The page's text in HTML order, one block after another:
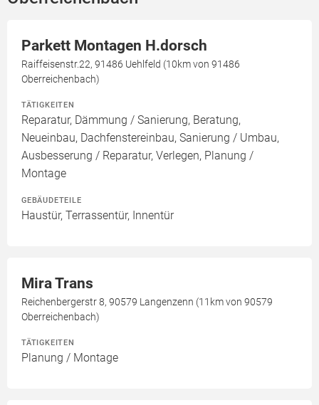
Parkett Montagen H.dorsch
Raiffeisenstr.22, 91486 Uehlfeld (10km von 91486
Oberreichenbach)
TÄTIGKEITEN
Reparatur, Dämmung / Sanierung, Beratung,
Neueinbau, Dachfenstereinbau, Sanierung / Umbau,
Ausbesserung / Reparatur, Verlegen, Planung /
Montage
GEBÄUDETEILE
Haustür, Terrassentür, Innentür
Mira Trans
Reichenbergerstr 8, 90579 Langenzenn (11km von 90579
Oberreichenbach)
TÄTIGKEITEN
Planung / Montage